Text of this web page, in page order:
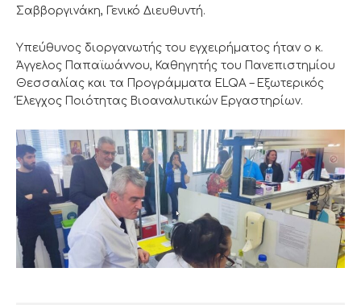
Σαββοργινάκη, Γενικό Διευθυντή.
Υπεύθυνος διοργανωτής του εγχειρήματος ήταν ο κ.
Άγγελος Παπαϊωάννου, Καθηγητής του Πανεπιστημίου
Θεσσαλίας και τα Προγράμματα ELQA – Εξωτερικός
Έλεγχος Ποιότητας Βιοαναλυτικών Εργαστηρίων.